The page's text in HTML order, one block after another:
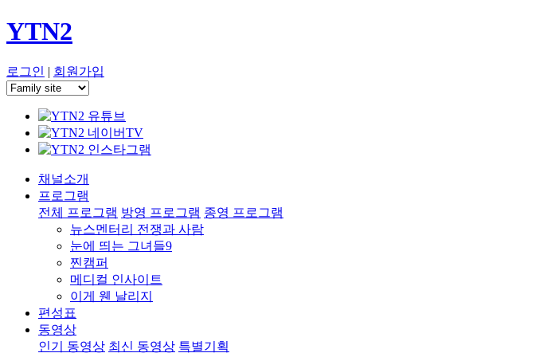
YTN2
로그인 | 회원가입
채널소개
프로그램
전체 프로그램 방영 프로그램 종영 프로그램
뉴스멘터리 전쟁과 사람
눈에 띄는 그녀들9
찐캠퍼
메디컬 인사이트
이게 웬 날리지
편성표
동영상
인기 동영상 최신 동영상 특별기획